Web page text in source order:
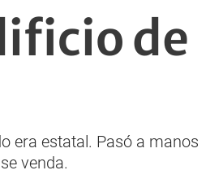
de
era estatal. Pasó a manos
venda.